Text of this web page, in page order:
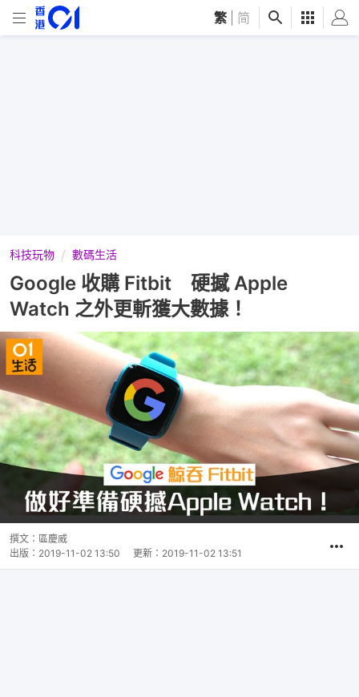
繁 简
科技玩物 數碼生活
Google 收購 Fitbit 硬撼 Apple
Watch 之外更斬獲大數據！
撰文： 區慶威
出版： 2019-11-02 13:50 更新： 2019-11-02 13:51